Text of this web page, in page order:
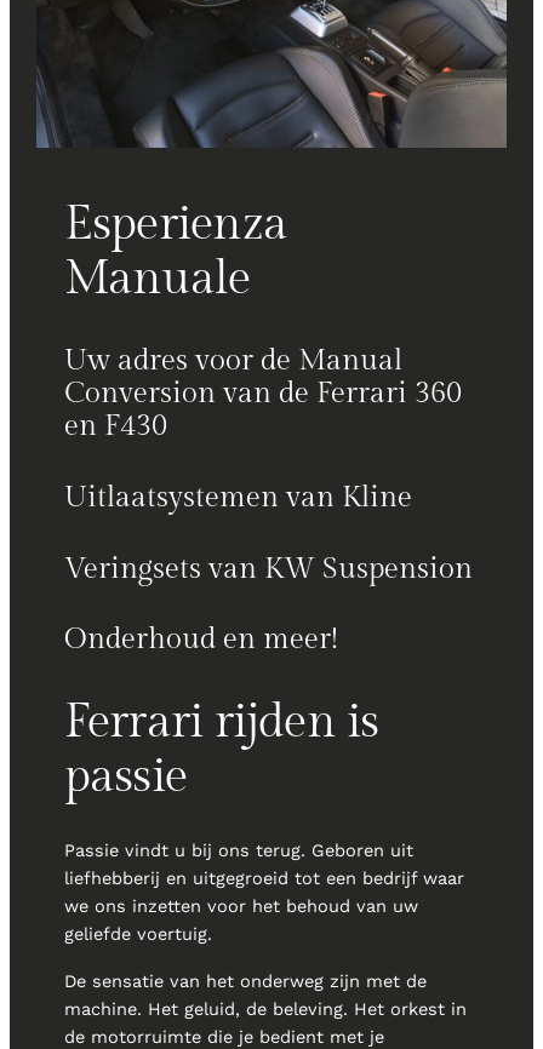
Esperienza
Manuale
Uw adres voor de Manual
Conversion van de Ferrari 360
en F430
Uitlaatsystemen van Kline
Veringsets van KW Suspension
Onderhoud en meer!
Ferrari rijden is
passie
Passie vindt u bij ons terug. Geboren uit
liefhebberij en uitgegroeid tot een bedrijf waar
we ons inzetten voor het behoud van uw
geliefde voertuig.
De sensatie van het onderweg zijn met de
machine. Het geluid, de beleving. Het orkest in
de motorruimte die je bedient met je